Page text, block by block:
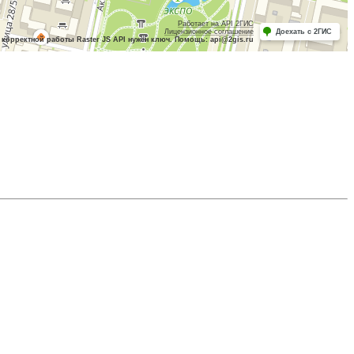
Работает на API 2ГИС
Лицензионное соглашение
корректной работы Raster JS API нужен ключ. Помощь: api@2gis.ru
Доехать с 2ГИС